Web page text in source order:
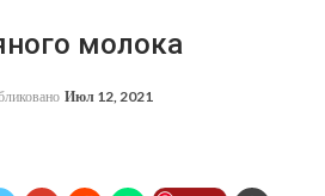
молока
Июл 12, 2021